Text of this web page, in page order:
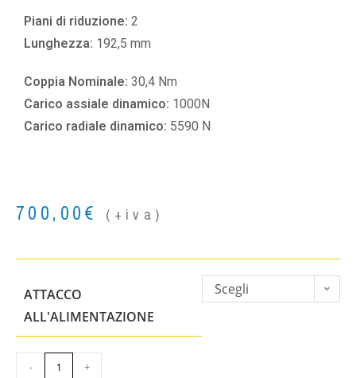
Piani di riduzione: 2
Lunghezza: 192,5 mm
Coppia Nominale: 30,4 Nm
Carico assiale dinamico: 1000N
Carico radiale dinamico: 5590 N
700,00€ (+iva)
ATTACCO
ALL'ALIMENTAZIONE
Scegli
- +